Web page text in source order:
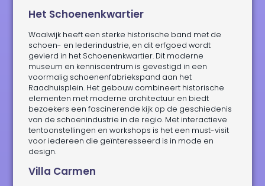
Het Schoenenkwartier
Waalwijk heeft een sterke historische band met de
schoen- en lederindustrie, en dit erfgoed wordt
gevierd in het Schoenenkwartier. Dit moderne
museum en kenniscentrum is gevestigd in een
voormalig schoenenfabriekspand aan het
Raadhuisplein. Het gebouw combineert historische
elementen met moderne architectuur en biedt
bezoekers een fascinerende kijk op de geschiedenis
van de schoenindustrie in de regio. Met interactieve
tentoonstellingen en workshops is het een must-visit
voor iedereen die geïnteresseerd is in mode en
design.
Villa Carmen